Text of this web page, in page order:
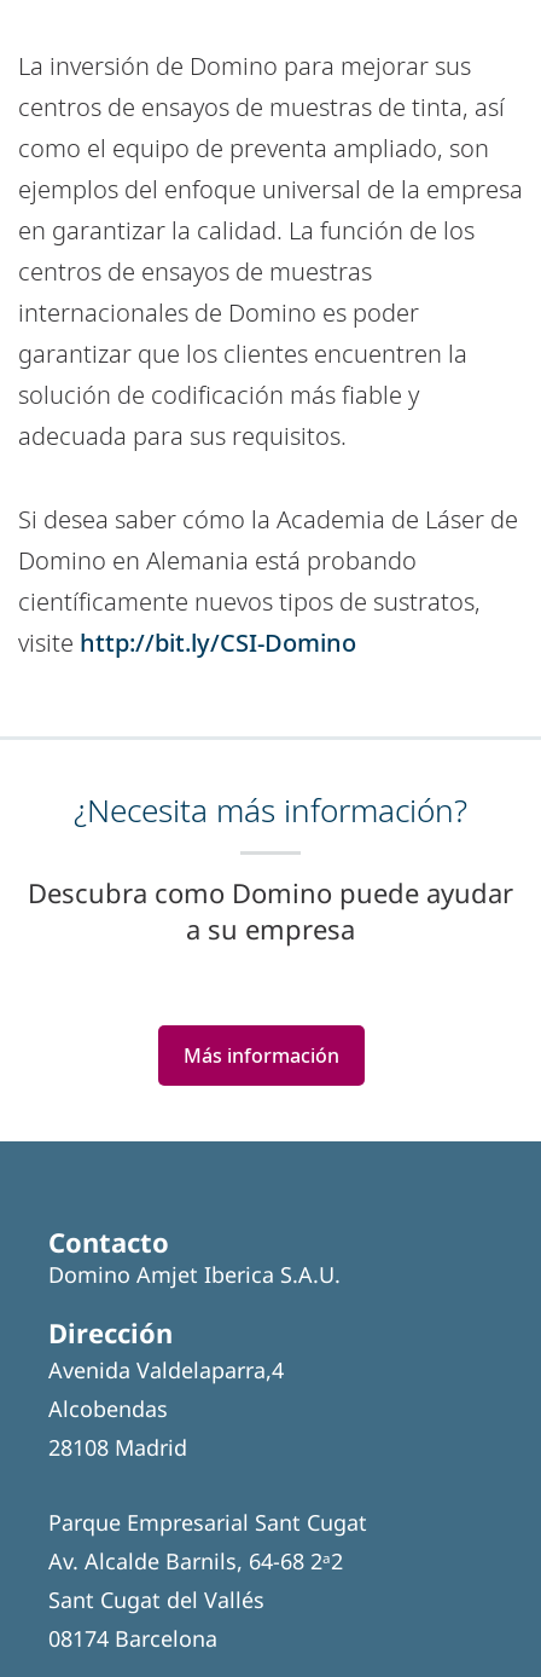
La inversión de Domino para mejorar sus
centros de ensayos de muestras de tinta, así
como el equipo de preventa ampliado, son
ejemplos del enfoque universal de la empresa
en garantizar la calidad. La función de los
centros de ensayos de muestras
internacionales de Domino es poder
garantizar que los clientes encuentren la
solución de codificación más fiable y
adecuada para sus requisitos.
Si desea saber cómo la Academia de Láser de
Domino en Alemania está probando
científicamente nuevos tipos de sustratos,
visite http://bit.ly/CSI-Domino
¿Necesita más información?
Descubra como Domino puede ayudar
a su empresa
Más información
Featured
Contacto
Domino Amjet Iberica S.A.U.
Dirección
Avenida Valdelaparra,4
Alcobendas
28108 Madrid
Parque Empresarial Sant Cugat
Av. Alcalde Barnils, 64-68 2ᵃ2
Sant Cugat del Vallés
08174 Barcelona